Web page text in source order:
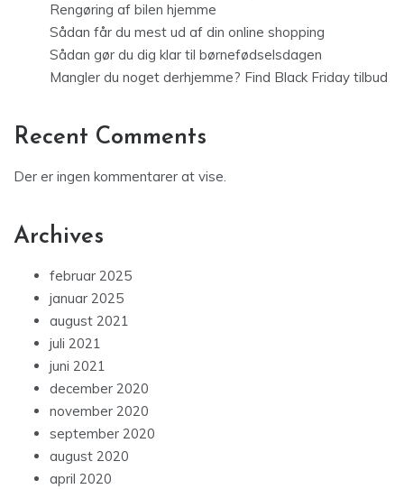
Rengøring af bilen hjemme
Sådan får du mest ud af din online shopping
Sådan gør du dig klar til børnefødselsdagen
Mangler du noget derhjemme? Find Black Friday tilbud
Recent Comments
Der er ingen kommentarer at vise.
Archives
februar 2025
januar 2025
august 2021
juli 2021
juni 2021
december 2020
november 2020
september 2020
august 2020
april 2020